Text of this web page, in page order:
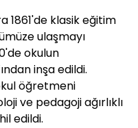
1861'de klasik eğitim
ulaşmayı
okulun
inşa edildi.
öğretmeni
ve pedagoji ağırlıklı
edildi.